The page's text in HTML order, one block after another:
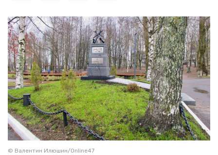
© Валентин Илюшин/Online47